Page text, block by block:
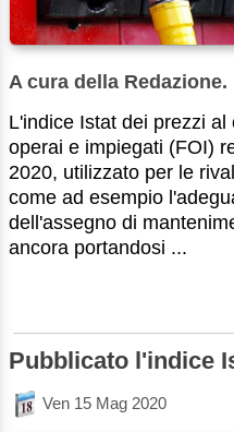
A cura della Redazione.
L'indice Istat dei prezzi
operai e impiegati (FOI)
2020, utilizzato per le
come ad esempio
dell'assegno di
ancora portandosi ...
Pubblicato l'indice
Ven 15 Mag 2020